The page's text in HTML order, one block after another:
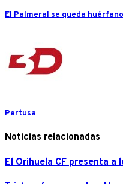
El Palmeral se queda
Pertusa
Noticias relacionadas
El Orihuela CF presenta a